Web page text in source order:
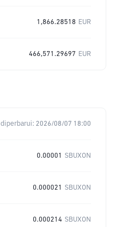
1,866.28518 EUR
466,571.29697 EUR
diperbarui: 2026/08/07 18:00
0.00001 SBUXON
0.000021 SBUXON
0.000214 SBUXON